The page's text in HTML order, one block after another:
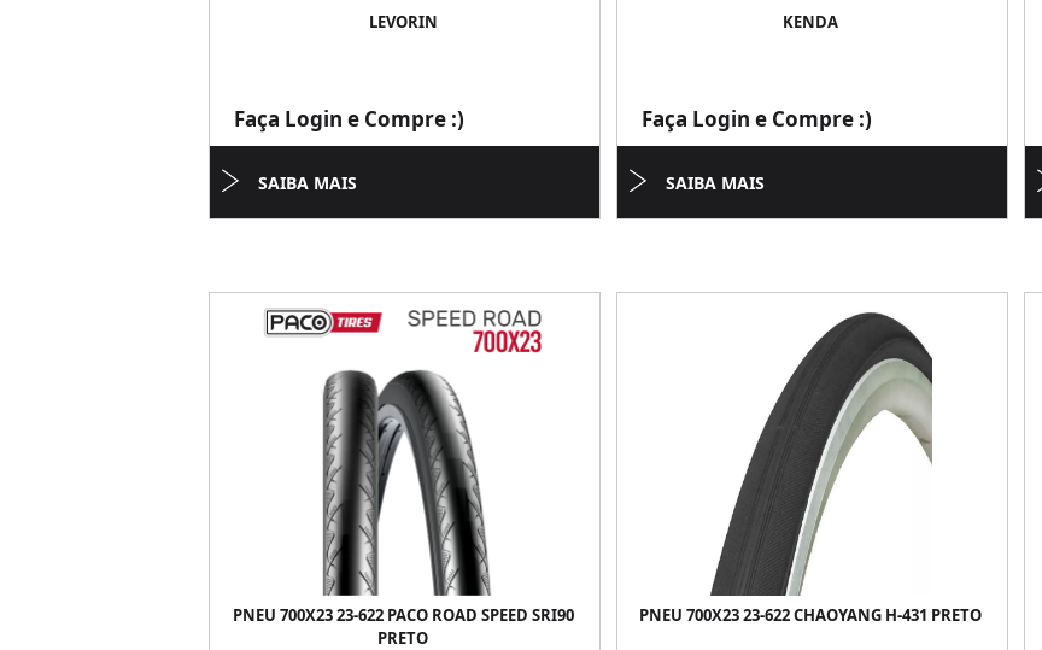
LEVORIN
Faça Login e Compre :)
SAIBA MAIS
KENDA
Faça Login e Compre :)
SAIBA MAIS
PNEU 700X23 23-622 PACO ROAD SPEED SRI90
PRETO
PNEU 700X23 23-622 CHAOYANG H-431 PRETO